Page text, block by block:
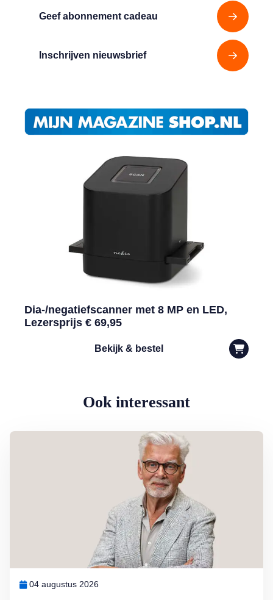
Geef abonnement cadeau
Inschrijven nieuwsbrief
Dia-/negatiefscanner met 8 MP en LED,
Lezersprijs € 69,95
Bekijk & bestel
Ook interessant
04 augustus 2026
Lees meer over Column Jan Slagter: Samen staan we sterk